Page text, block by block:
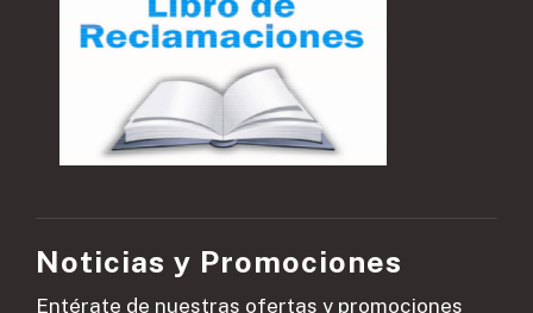
Noticias y Promociones
Entérate de nuestras ofertas y promociones